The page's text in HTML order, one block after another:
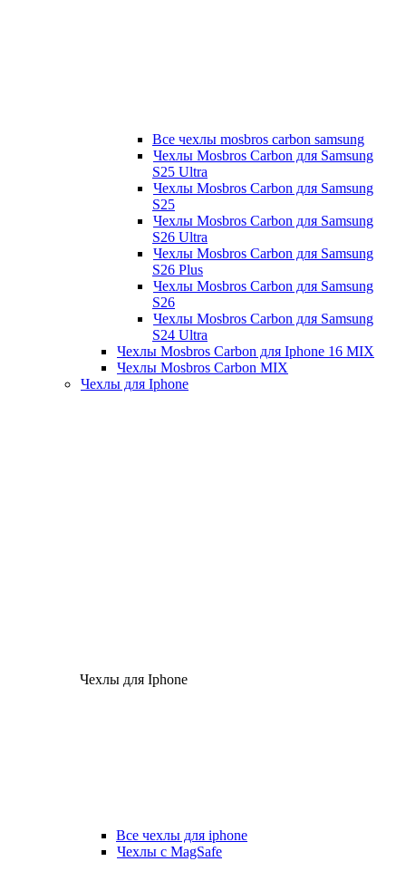
Все чехлы mosbros carbon samsung
Чехлы Mosbros Carbon для Samsung
S25 Ultra
Чехлы Mosbros Carbon для Samsung
S25
Чехлы Mosbros Carbon для Samsung
S26 Ultra
Чехлы Mosbros Carbon для Samsung
S26 Plus
Чехлы Mosbros Carbon для Samsung
S26
Чехлы Mosbros Carbon для Samsung
S24 Ultra
Чехлы Mosbros Carbon для Iphone 16 MIX
Чехлы Mosbros Carbon MIX
Чехлы для Iphone
Чехлы для Iphone
Все чехлы для iphone
Чехлы с MagSafe